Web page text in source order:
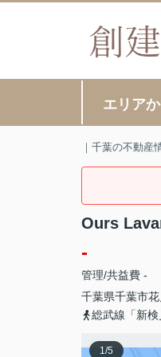
エリア
｜千葉の不動産
Ours
-
管理/共益費 -
千葉県千葉市
総武線「新
1/5